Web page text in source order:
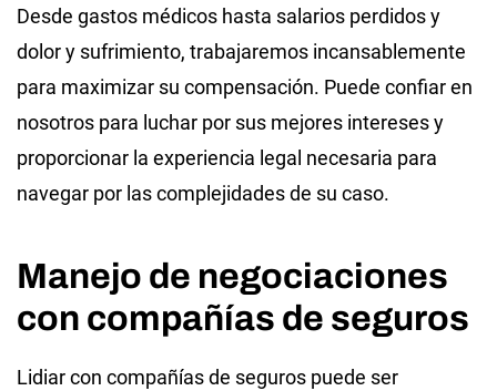
Desde gastos médicos hasta salarios perdidos y
dolor y sufrimiento, trabajaremos incansablemente
para maximizar su compensación. Puede confiar en
nosotros para luchar por sus mejores intereses y
proporcionar la experiencia legal necesaria para
navegar por las complejidades de su caso.
Manejo de negociaciones
con compañías de seguros
Lidiar con compañías de seguros puede ser